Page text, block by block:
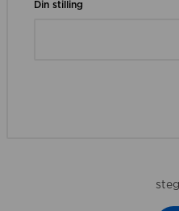
Din stilling